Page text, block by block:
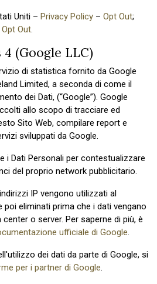
Uniti – Privacy Policy – Opt Out;
Opt Out.
(Google LLC)
di statistica fornito da Google
Limited, a seconda di come il
dei Dati, (“Google”). Google
allo scopo di tracciare ed
Sito Web, compilare report e
sviluppati da Google.
i Dati Personali per contestualizzare
del proprio network pubblicitario.
IP vengono utilizzati al
eliminati prima che i dati vengano
o server. Per saperne di più, è
ufficiale di Google.
dei dati da parte di Google, si
per i partner di Google.